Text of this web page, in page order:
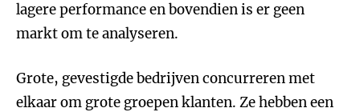
lagere performance en bovendien is er geen
markt om te analyseren.
Grote, gevestigde bedrijven concurreren met
elkaar om grote groepen klanten. Ze hebben een